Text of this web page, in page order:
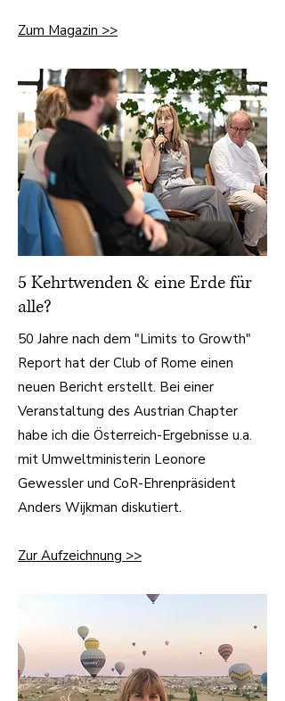
Zum Magazin >>
5 Kehrtwenden & eine Erde für
alle?
50 Jahre nach dem "Limits to Growth"
Report hat der Club of Rome einen
neuen Bericht erstellt. Bei einer
Veranstaltung des Austrian Chapter
habe ich die Österreich-Ergebnisse u.a.
mit Umweltministerin Leonore
Gewessler und CoR-Ehrenpräsident
Anders Wijkman diskutiert.
Zur Aufzeichnung >>